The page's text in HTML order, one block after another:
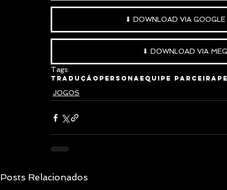
⬇ DOWNLOAD VIA
⬇ DOWNLOAD VIA
Tags:
Tradução Persona Equipe Parceira
JOGOS
Posts Relacionados